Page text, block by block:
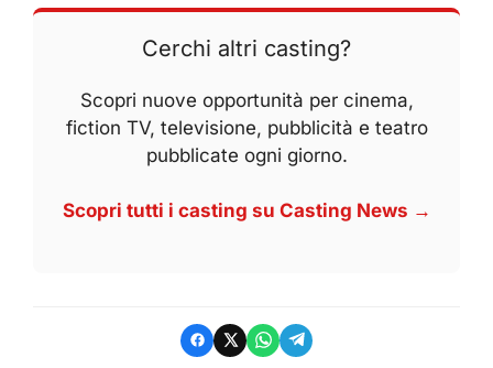
Cerchi altri casting?
Scopri nuove opportunità per cinema,
fiction TV, televisione, pubblicità e teatro
pubblicate ogni giorno.
Scopri tutti i casting su Casting News →